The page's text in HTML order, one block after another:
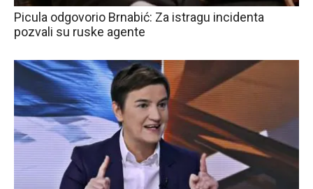
Picula odgovorio Brnabić: Za istragu incidenta
pozvali su ruske agente